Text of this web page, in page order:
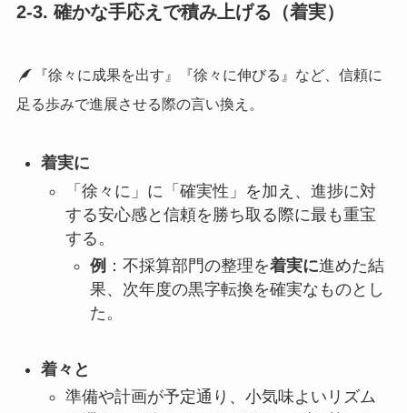
2-3. 確かな手応えで積み上げる（着実）
『徐々に成果を出す』『徐々に伸びる』など、信頼に
足る歩みで進展させる際の言い換え。
着実に
「徐々に」に「確実性」を加え、進捗に対
する安心感と信頼を勝ち取る際に最も重宝
する。
例 ：不採算部門の整理を着実に進めた結
果、次年度の黒字転換を確実なものとし
た。
着々と
準備や計画が予定通り、小気味よいリズム